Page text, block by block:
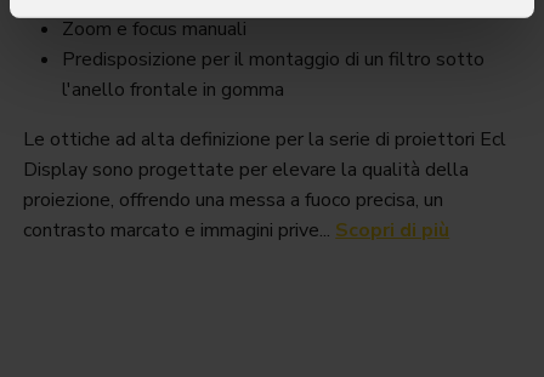
Zoom e focus manuali
Predisposizione per il montaggio di un filtro sotto
l'anello frontale in gomma
Le ottiche ad alta definizione per la serie di proiettori Ecl
Display sono progettate per elevare la qualità della
proiezione, offrendo una messa a fuoco precisa, un
contrasto marcato e immagini prive... Scopri di più